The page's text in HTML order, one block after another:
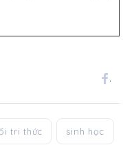
.
tri thức sinh học